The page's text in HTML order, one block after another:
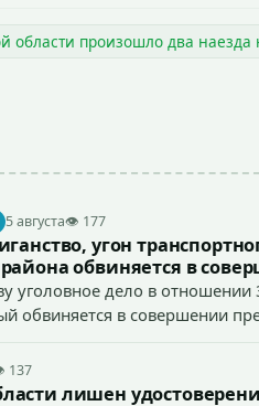
области произошло два
5 августа👁 177
угон
обвиняется в
уголовное дело в отношении
обвиняется в совершении
137
лишен